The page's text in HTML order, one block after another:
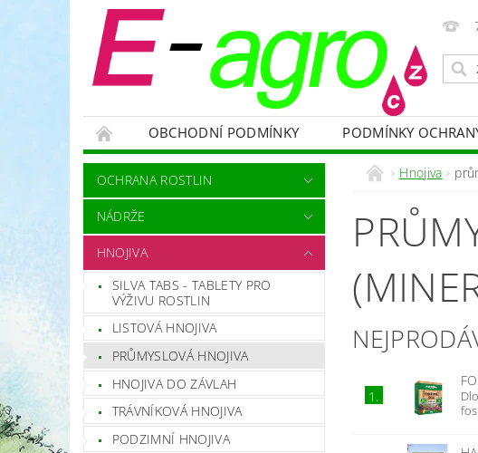
OBCHODNÍ PODMÍNKY PODMÍNKY
NÁDRŽE
HNOJIVA VELKOOBJEMOVÉ VAKY,
RODENTICIDY - PROTI HLODAVCŮM
OCHRANNÉ POMŮCKY A PRACOVNÍ OBLEČENÍ
NÁHRADNÍ DÍLY A SERVIS
VÝPRODEJ ZÁSOB =
OCHRANA ROSTLIN
NÁDRŽE
HNOJIVA
SILVA TABS - TABLETY PRO
VÝŽIVU ROSTLIN
LISTOVÁ HNOJIVA
PRŮMYSLOVÁ HNOJIVA
HNOJIVA DO ZÁVLAH
TRÁVNÍKOVÁ HNOJIVA
PODZIMNÍ HNOJIVA
Hnojiva
1.